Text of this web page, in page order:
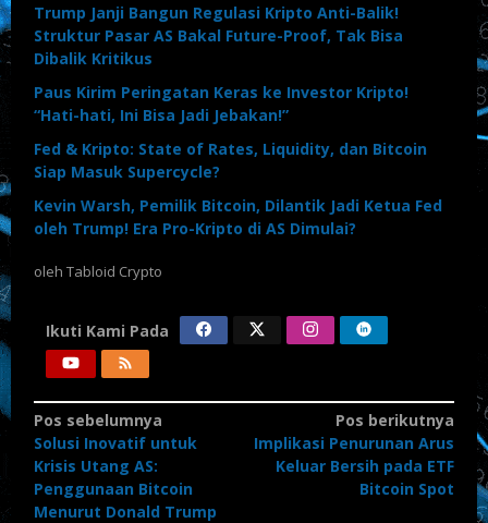
Trump Janji Bangun Regulasi Kripto Anti-Balik!
Struktur Pasar AS Bakal Future-Proof, Tak Bisa
Dibalik Kritikus
Paus Kirim Peringatan Keras ke Investor Kripto!
“Hati-hati, Ini Bisa Jadi Jebakan!”
Fed & Kripto: State of Rates, Liquidity, dan Bitcoin
Siap Masuk Supercycle?
Kevin Warsh, Pemilik Bitcoin, Dilantik Jadi Ketua Fed
oleh Trump! Era Pro-Kripto di AS Dimulai?
oleh Tabloid Crypto
Ikuti Kami Pada
Navigasi
pos
Pos sebelumnya
Solusi Inovatif untuk
Krisis Utang AS:
Penggunaan Bitcoin
Menurut Donald Trump
Pos berikutnya
Implikasi Penurunan Arus
Keluar Bersih pada ETF
Bitcoin Spot